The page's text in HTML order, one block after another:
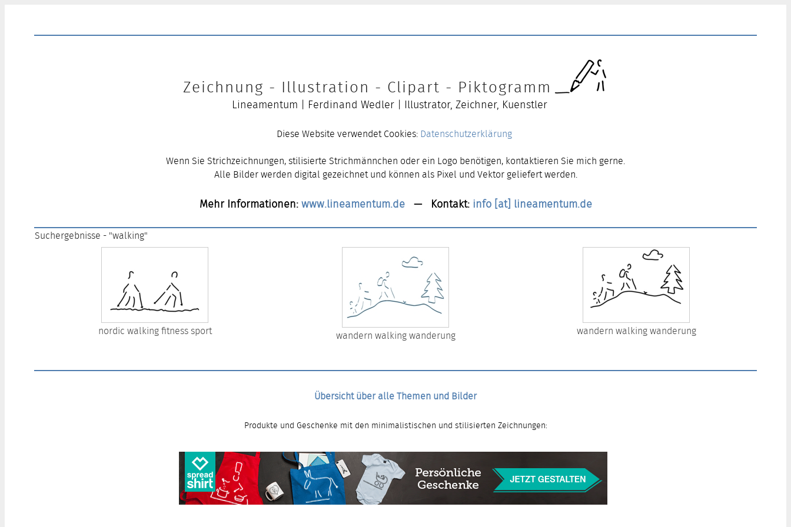
Zeichnung - Illustration - Clipart - Piktogramm
Lineamentum | Ferdinand Wedler | Illustrator, Zeichner, Kuenstler
Diese Website verwendet Cookies: Datenschutzerklärung
Wenn Sie Strichzeichnungen, stilisierte Strichmännchen oder ein Logo benötigen, kontaktieren Sie mich gerne.
Alle Bilder werden digital gezeichnet und können als Pixel und Vektor geliefert werden.
Mehr Informationen:www.lineamentum.de— Kontakt: info [at] lineamentum.de
Suchergebnisse - "walking"
nordic walking fitness sport wandern walking wanderung wandern walking wanderung
Übersicht über alle Themen und Bilder
Produkte und Geschenke mit den minimalistischen und stilisierten Zeichnungen: